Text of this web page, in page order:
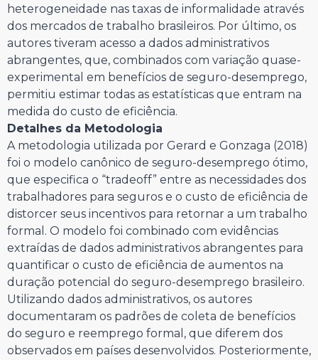
heterogeneidade nas taxas de informalidade através
dos mercados de trabalho brasileiros. Por último, os
autores tiveram acesso a dados administrativos
abrangentes, que, combinados com variação quase-
experimental em benefícios de seguro-desemprego,
permitiu estimar todas as estatísticas que entram na
medida do custo de eficiência.
Detalhes da Metodologia
A metodologia utilizada por Gerard e Gonzaga (2018)
foi o modelo canônico de seguro-desemprego ótimo,
que especifica o “tradeoff” entre as necessidades dos
trabalhadores para seguros e o custo de eficiência de
distorcer seus incentivos para retornar a um trabalho
formal. O modelo foi combinado com evidências
extraídas de dados administrativos abrangentes para
quantificar o custo de eficiência de aumentos na
duração potencial do seguro-desemprego brasileiro.
Utilizando dados administrativos, os autores
documentaram os padrões de coleta de benefícios
do seguro e reemprego formal, que diferem dos
observados em países desenvolvidos. Posteriormente,